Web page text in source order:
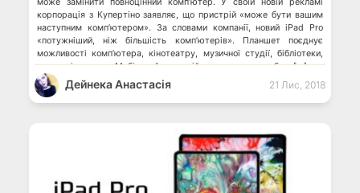
може замінити повноцінний комп’ютер. У своїй новій рекламі
корпорація з Купертіно заявляє, що пристрій «може бути вашим
наступним комп’ютером». За словами компанії, новий iPad Pro
«потужніший, ніж більшість комп’ютерів». Планшет поєднує
можливості комп’ютера, кінотеатру, музичної студії, бібліотеки,
камери і сканера. Мобільний пристрій можна взяти з собою […]
Дейнека Анастасiя 21 Лис, 2018